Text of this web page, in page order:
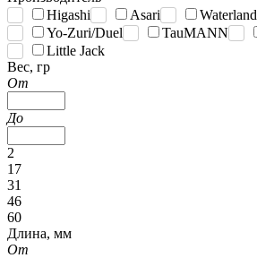
Higashi
Asari Waterland
Yo-Zuri/Duel
TauMANN
Little Jack
Вес, гр
От
До
2
17
31
46
60
Длина, мм
От